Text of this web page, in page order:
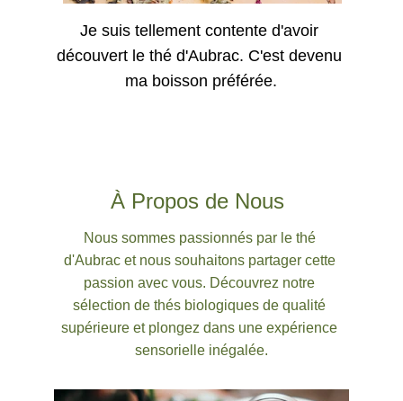
Je suis tellement contente d'avoir
découvert le thé d'Aubrac. C'est devenu
ma boisson préférée.
À Propos de Nous
Nous sommes passionnés par le thé
d'Aubrac et nous souhaitons partager cette
passion avec vous. Découvrez notre
sélection de thés biologiques de qualité
supérieure et plongez dans une expérience
sensorielle inégalée.